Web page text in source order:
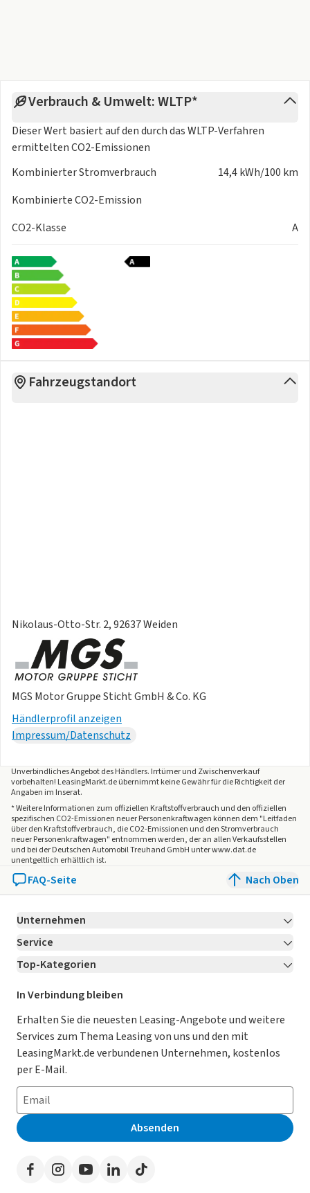
Verbrauch & Umwelt: WLTP*
Dieser Wert basiert auf den durch dasWLTP-Verfahren
ermittelten CO2-Emissionen
Kombinierter Stromverbrauch
14,4 kWh/100 km
Kombinierte CO2-Emission
CO2-Klasse
A
Fahrzeugstandort
Nikolaus-Otto-Str. 2, 92637 Weiden
MGS Motor Gruppe Sticht GmbH & Co. KG
Händlerprofil anzeigen
Impressum/Datenschutz
Unverbindliches Angebot desHändlers. Irrtümer und Zwischenverkauf
vorbehalten! LeasingMarkt.de übernimmt keine Gewähr für die Richtigkeit der
Angaben im Inserat.
* Weitere Informationen zum offiziellen Kraftstoffverbrauch und den offiziellen
spezifischen CO2-Emissionen neuer Personenkraftwagen können dem "Leitfaden
über den Kraftstoffverbrauch, die CO2-Emissionen und den Stromverbrauch
neuer Personenkraftwagen" entnommen werden, der an allen Verkaufsstellen
und bei der Deutschen Automobil Treuhand GmbH unter www.dat.de
unentgeltlich erhältlich ist.
FAQ-Seite Nach Oben
Unternehmen
Über LeasingMarkt.de
Karriere Jetzt bewerben!
Für Händler
Kooperation mit AutoScout24
AGB
Datenschutz
Impressum
Erklärung zur Barrierefreiheit
Presse
Service
Kontakt
Ratgeber
Magazin
Datenschutz-Einstellungen
So funktioniert’s
Häufig gestellte Fragen
Leasing-Lexikon
Auto-Tests
Werben auf LeasingMarkt.de
Top-Kategorien
Leasing Deals
Gebrauchtwagen Leasing
Leasing ohne Anzahlung
E-Auto Leasing
Privatleasing
Leasing-Vergleiche
Herstellerverzeichnis
Händlerverzeichnis
In Verbindung bleiben
Erhalten Sie die neuesten Leasing-Angebote und weitere
Services zum Thema Leasing von uns und den mit
LeasingMarkt.de verbundenen Unternehmen, kostenlos
per E-Mail.
Absenden